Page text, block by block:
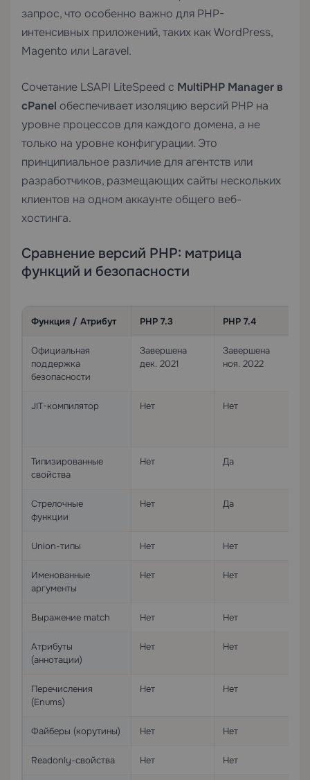
запрос, что особенно важно для PHP-
интенсивных приложений, таких как WordPress,
Magento или Laravel.
Сочетание LSAPI LiteSpeed с MultiPHP Manager в
cPanel обеспечивает изоляцию версий PHP на
уровне процессов для каждого домена, а не
только на уровне конфигурации. Это
принципиальное различие для агентств или
разработчиков, размещающих сайты нескольких
клиентов на одном аккаунте общего веб-
хостинга.
Сравнение версий PHP: матрица
функций и безопасности
Функция / Атрибут PHP 7.3 PHP 7.4
Официальная
поддержка
безопасности
Завершена
дек. 2021
Завершена
ноя. 2022
JIT-компилятор Нет Нет
Типизированные
свойства
Нет Да
Стрелочные
функции
Нет Да
Union-типы Нет Нет
Именованные
аргументы
Нет Нет
Выражение match Нет Нет
Атрибуты
(аннотации)
Нет Нет
Перечисления
(Enums)
Нет Нет
Файберы (корутины) Нет Нет
Readonly-свойства Нет Нет